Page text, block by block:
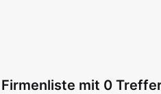
Firmenliste mit 0